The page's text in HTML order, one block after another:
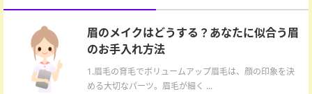
眉のメイクはどうする？あなたに似合う眉
のお手入れ方法
1.眉毛の育毛でボリュームアップ眉毛は、顔の印象を決
める大切なパーツ。眉毛が細く ...